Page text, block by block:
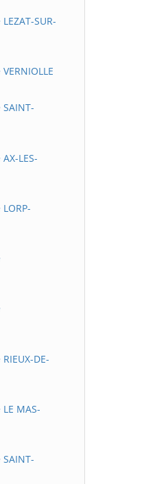
SUR-
LES-
DE-
MAS-